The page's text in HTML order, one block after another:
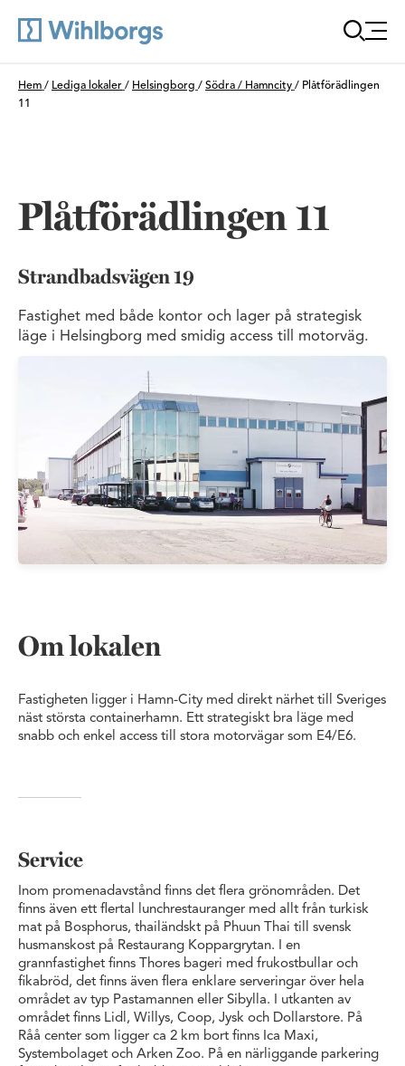
Du är här:
Hem / Lediga lokaler / Helsingborg / Södra / Hamncity / Plåtförädlingen
11
Plåtförädlingen 11
Strandbadsvägen 19
Fastighet med både kontor och lager på strategisk
läge i Helsingborg med smidig access till motorväg.
Om lokalen
Fastigheten ligger i Hamn-City med direkt närhet till Sveriges
näst största containerhamn. Ett strategiskt bra läge med
snabb och enkel access till stora motorvägar som E4/E6.
Service
Inom promenadavstånd finns det flera grönområden. Det
finns även ett flertal lunchrestauranger med allt från turkisk
mat på Bosphorus, thailändskt på Phuun Thai till svensk
husmanskost på Restaurang Koppargrytan. I en
grannfastighet finns Thores bageri med frukostbullar och
fikabröd, det finns även flera enklare serveringar över hela
området av typ Pastamannen eller Sibylla. I utkanten av
området finns Lidl, Willys, Coop, Jysk och Dollarstore. På
Råå center som ligger ca 2 km bort finns Ica Maxi,
Systembolaget och Arken Zoo. På en närliggande parkering